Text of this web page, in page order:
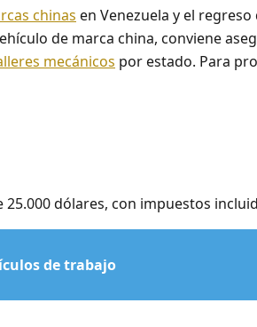
chinas en Venezuela y el
de marca china, conviene
mecánicos por estado. Para
25.000 dólares, con impuestos
de trabajo